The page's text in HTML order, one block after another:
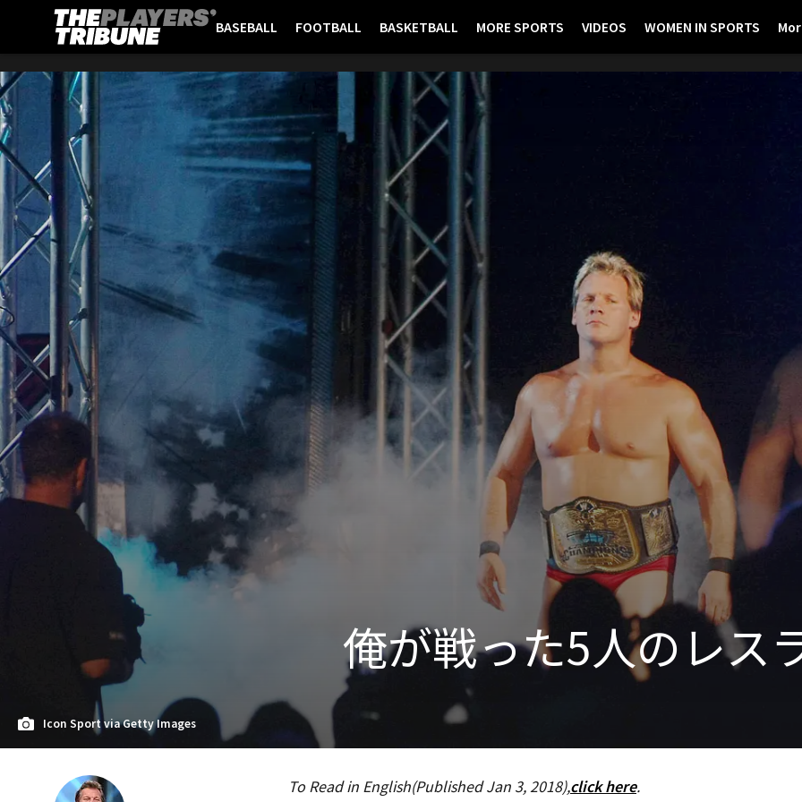
BASEBALL FOOTBALL BASKETBALL MORE SPORTS VIDEOS WOMEN IN SPORTS
俺が戦った5人のレス
Icon Sport via Getty Images
To Read in English(Published Jan 3, 2018),click here.